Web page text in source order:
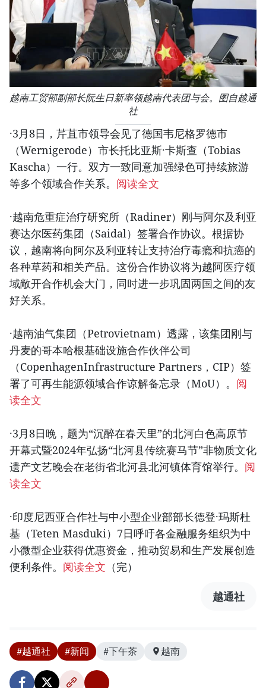
越南工贸部副部长阮生日新率领越南代表团与会。图自越通
社
·3月8日，芹苴市领导会见了德国韦尼格罗德市
（Wernigerode）市长托比亚斯·卡斯查（Tobias
Kascha）一行。双方一致同意加强绿色可持续旅游
等多个领域合作关系。 阅读全文
·越南危重症治疗研究所（Radiner）刚与阿尔及利亚
赛达尔医药集团（Saidal）签署合作协议。根据协
议，越南将向阿尔及利亚转让支持治疗毒瘾和抗癌的
各种草药和相关产品。这份合作协议将为越阿医疗领
域敞开合作机会大门，同时进一步巩固两国之间的友
好关系。
·越南油气集团（Petrovietnam）透露，该集团刚与
丹麦的哥本哈根基础设施合作伙伴公司
（CopenhagenInfrastructure Partners，CIP）签
署了可再生能源领域合作谅解备忘录（MoU）。 阅
读全文
·3月8日晚，题为“沉醉在春天里”的北河白色高原节
开幕式暨2024年弘扬“北河县传统赛马节”非物质文化
遗产文艺晚会在老街省北河县北河镇体育馆举行。 阅
读全文
·印度尼西亚合作社与中小型企业部部长德登·玛斯杜
基（Teten Masduki）7日呼吁各金融服务组织为中
小微型企业获得优惠资金，推动贸易和生产发展创造
便利条件。 阅读全文 （完）
越通社
#越通社 #新闻 #下午茶 越南